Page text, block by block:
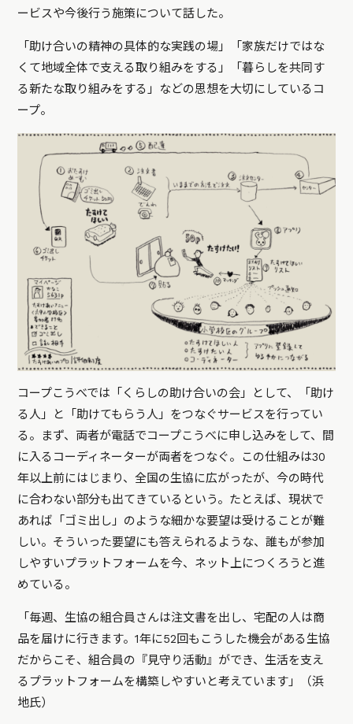
ービスや今後行う施策について話した。
「助け合いの精神の具体的な実践の場」「家族だけではな
くて地域全体で支える取り組みをする」「暮らしを共同す
る新たな取り組みをする」などの思想を大切にしているコ
ープ。
コープこうべでは「くらしの助け合いの会」として、「助け
る人」と「助けてもらう人」をつなぐサービスを行ってい
る。まず、両者が電話でコープこうべに申し込みをして、間
に入るコーディネーターが両者をつなぐ。この仕組みは30
年以上前にはじまり、全国の生協に広がったが、今の時代
に合わない部分も出てきているという。たとえば、現状で
あれば「ゴミ出し」のような細かな要望は受けることが難
しい。そういった要望にも答えられるような、誰もが参加
しやすいプラットフォームを今、ネット上につくろうと進
めている。
「毎週、生協の組合員さんは注文書を出し、宅配の人は商
品を届けに行きます。1年に52回もこうした機会がある生協
だからこそ、組合員の『見守り活動』ができ、生活を支え
るプラットフォームを構築しやすいと考えています」（浜
地氏）